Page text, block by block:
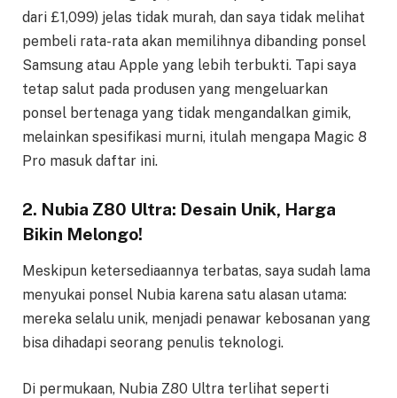
dari £1,099) jelas tidak murah, dan saya tidak melihat
pembeli rata-rata akan memilihnya dibanding ponsel
Samsung atau Apple yang lebih terbukti. Tapi saya
tetap salut pada produsen yang mengeluarkan
ponsel bertenaga yang tidak mengandalkan gimik,
melainkan spesifikasi murni, itulah mengapa Magic 8
Pro masuk daftar ini.
2. Nubia Z80 Ultra: Desain Unik, Harga
Bikin Melongo!
Meskipun ketersediaannya terbatas, saya sudah lama
menyukai ponsel Nubia karena satu alasan utama:
mereka selalu unik, menjadi penawar kebosanan yang
bisa dihadapi seorang penulis teknologi.
Di permukaan, Nubia Z80 Ultra terlihat seperti